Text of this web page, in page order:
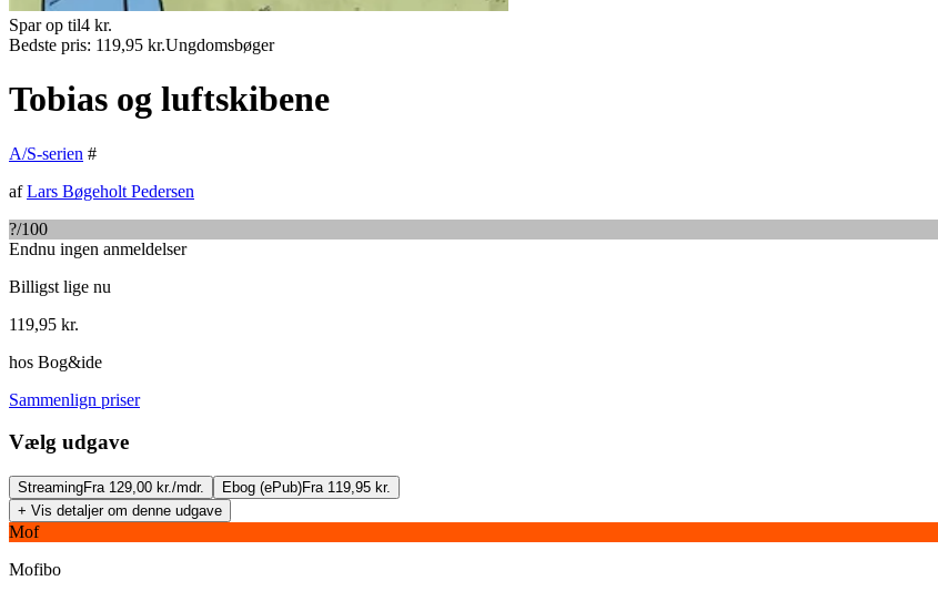
Spar op til4 kr.
Bedste pris: 119,95 kr.Ungdomsbøger
Tobias og luftskibene
A/S-serien #
afLars Bøgeholt Pedersen
?/100
Endnu ingen anmeldelser
Billigst lige nu
119,95 kr.
hos Bog&ide
Sammenlign priser
Vælg udgave
StreamingFra 129,00 kr./mdr. Ebog (ePub)Fra 119,95 kr.
+ Vis detaljer om denne udgave
Mof
Mofibo